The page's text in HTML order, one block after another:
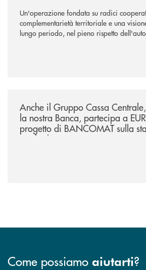
Un'operazione fondata su radici
complementarietà territoriale e una
lungo periodo, nel pieno rispetto
negoziazione esclusiva per la
Anche il Gruppo Cassa
la nostra Banca, partecipa a
progetto di BANCOMAT sulla
e sul relativo ecosistema
Come possiamo aiutarti?